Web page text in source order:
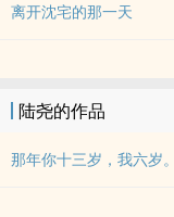
离开沈宅的那一天
陆尧的作品
那年你十三岁，我六岁。